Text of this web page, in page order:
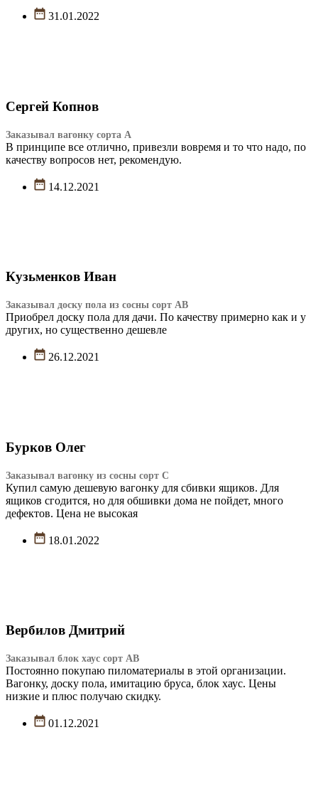
31.01.2022
Сергей Копнов
Заказывал вагонку сорта А
В принципе все отлично, привезли вовремя и то что надо, по
качеству вопросов нет, рекомендую.
14.12.2021
Кузьменков Иван
Заказывал доску пола из сосны сорт АВ
Приобрел доску пола для дачи. По качеству примерно как и у
других, но существенно дешевле
26.12.2021
Бурков Олег
Заказывал вагонку из сосны сорт С
Купил самую дешевую вагонку для сбивки ящиков. Для
ящиков сгодится, но для обшивки дома не пойдет, много
дефектов. Цена не высокая
18.01.2022
Вербилов Дмитрий
Заказывал блок хаус сорт АВ
Постоянно покупаю пиломатериалы в этой организации.
Вагонку, доску пола, имитацию бруса, блок хаус. Цены
низкие и плюс получаю скидку.
01.12.2021